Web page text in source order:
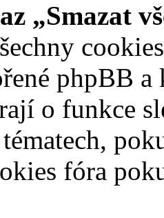
„Smazat
phpBB a
o funkce
fóra